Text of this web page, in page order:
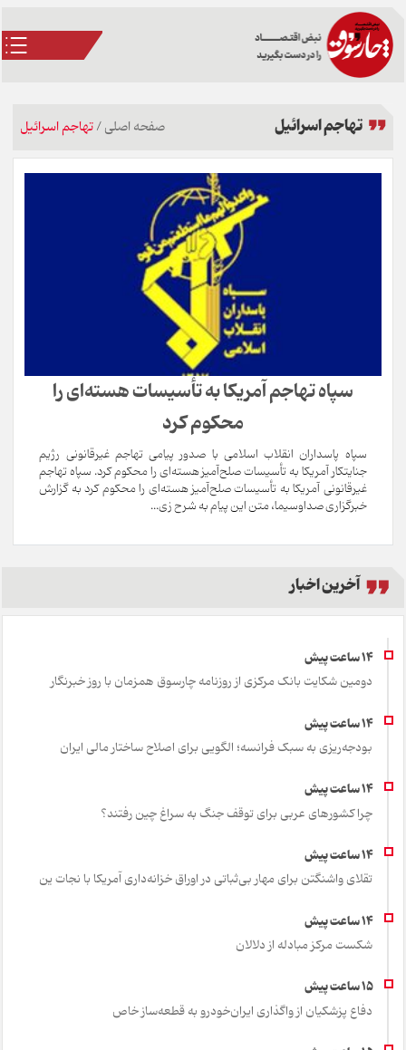
تهاجم اسرائیل صفحه اصلی/تهاجم اسرائیل
سپاه تهاجم آمریکا به تأسیسات هسته‌ای را
محکوم کرد
سپاه پاسداران انقلاب اسلامی با صدور پیامی تهاجم غیرقانونی رژیم
جنایتکار آمریکا به تأسیسات صلح‌آمیز هسته‌ای را محکوم کرد. سپاه تهاجم
غیرقانونی آمریکا به تأسیسات صلح‌آمیز هسته‌ای را محکوم کرد به گزارش
خبرگزاری صداوسیما، متن این پیام به شرح زی...
آخرین اخبار
دومین شکایت بانک مرکزی از روزنامه چارسوق همزمان با روز خبرنگار
بودجه‌ریزی به سبک فرانسه؛ الگویی برای اصلاح ساختار مالی ایران
چرا کشورهای عربی برای توقف جنگ به سراغ چین رفتند؟
تقلای واشنگتن برای مهار بی‌ثباتی در اوراق خزانه‌داری آمریکا با نجات ین
شکست مرکز مبادله از دلالان
دفاع پزشکیان از واگذاری ایران‌خودرو به قطعه‌ساز خاص